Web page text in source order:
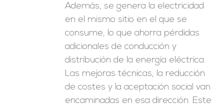
Además, se genera la electricidad
en el mismo sitio en el que se
consume, lo que ahorra pérdidas
adicionales de conducción y
distribución de la energía eléctrica.
Las mejoras técnicas, la reducción
de costes y la aceptación social van
encaminadas en esa dirección. Este